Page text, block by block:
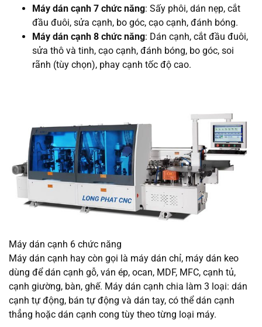
Máy dán cạnh 7 chức năng: Sấy phôi, dán nẹp, cắt
đầu đuôi, sửa cạnh, bo góc, cạo cạnh, đánh bóng.
Máy dán cạnh 8 chức năng: Dán cạnh, cắt đầu đuôi,
sửa thô và tinh, cạo cạnh, đánh bóng, bo góc, soi
rãnh (tùy chọn), phay cạnh tốc độ cao.
Máy dán cạnh 6 chức năng
Máy dán cạnh hay còn gọi là máy dán chỉ, máy dán keo
dùng để dán cạnh gỗ, ván ép, ocan, MDF, MFC, cạnh tủ,
cạnh giường, bàn, ghế. Máy dán cạnh chia làm 3 loại: dán
cạnh tự động, bán tự động và dán tay, có thể dán cạnh
thẳng hoặc dán cạnh cong tùy theo từng loại máy.